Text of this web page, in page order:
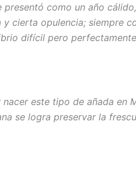
presentó como un año
cierta opulencia; siempre
difícil pero
nacer este tipo de añada
se logra preservar la